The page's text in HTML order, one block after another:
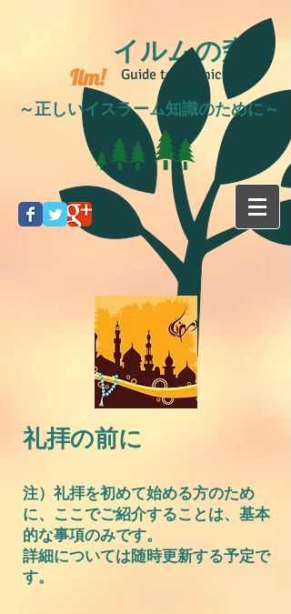
イルムの森
Guide to Islamic life
Ilm!
～正しいイスラーム知識のために～
礼拝の前に
注）礼拝を初めて始める方のため
に、ここでご紹介することは、基本
的な事項のみです。
詳細については随時更新する予定で
す。